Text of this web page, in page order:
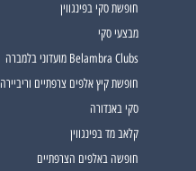
חופשת סקי בפינגווין
מבצעי סקי
Belambra Clubs מועדוני בלמברה
חופשת קיץ אלפים צרפתיים וריביירה
סקי באנדורה
קלאב מד בפינגווין
חופשה באלפים הצרפתיים